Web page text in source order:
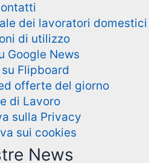
dei lavoratori domestici
di utilizzo
Google News
Flipboard
offerte del giorno
di Lavoro
sulla Privacy
sui cookies
News